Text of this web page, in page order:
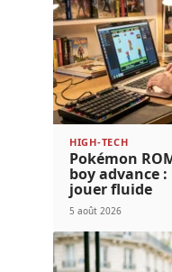
HIGH-TECH
Pokémon
boy advance
jouer fluide
5 août 2026